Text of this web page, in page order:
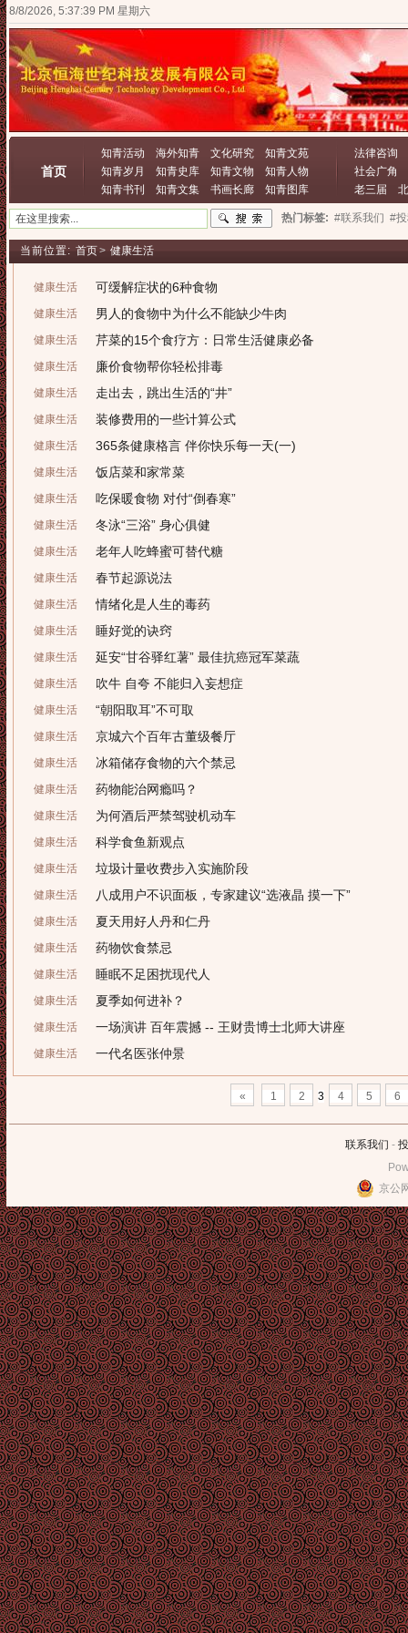
8/8/2026, 5:37:39 PM 星期六
首页
知青活动 海外知青 文化研究
知青文苑
知青岁月
知青史库 知青文物
知青人物
知青书刊
知青文集 书画长廊 知青图库
法律咨询
社会广角
老三届
热门标签: #联系我们 #
当前位置: 首页> 健康生活
健康生活 可缓解症状的6种食物
健康生活 男人的食物中为什么不能缺少牛肉
健康生活 芹菜的15个食疗方：日常生活健康必备
健康生活 廉价食物帮你轻松排毒
健康生活 走出去，跳出生活的“井”
健康生活 装修费用的一些计算公式
健康生活 365条健康格言 伴你快乐每一天(一)
健康生活 饭店菜和家常菜
健康生活 吃保暖食物 对付“倒春寒”
健康生活 冬泳“三浴” 身心俱健
健康生活 老年人吃蜂蜜可替代糖
健康生活 春节起源说法
健康生活 情绪化是人生的毒药
健康生活 睡好觉的诀窍
健康生活 延安“甘谷驿红薯” 最佳抗癌冠军菜蔬
健康生活 吹牛 自夸 不能归入妄想症
健康生活 “朝阳取耳”不可取
健康生活 京城六个百年古董级餐厅
健康生活 冰箱储存食物的六个禁忌
健康生活 药物能治网瘾吗？
健康生活 为何酒后严禁驾驶机动车
健康生活 科学食鱼新观点
健康生活 垃圾计量收费步入实施阶段
健康生活 八成用户不识面板，专家建议“选液晶 摸一下”
健康生活 夏天用好人丹和仁丹
健康生活 药物饮食禁忌
健康生活 睡眠不足困扰现代人
健康生活 夏季如何进补？
健康生活 一场演讲 百年震撼 -- 王财贵博士北师大讲座
健康生活 一代名医张仲景
« 1 2 3 4 5 6
联系我们 -
京公